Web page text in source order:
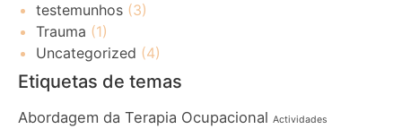
testemunhos (3)
Trauma (1)
Uncategorized (4)
Etiquetas de temas
Abordagem da Terapia Ocupacional Actividades